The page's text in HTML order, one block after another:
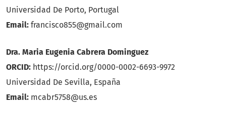
Universidad De Porto, Portugal
Email: francisco855@gmail.com
Dra. Maria Eugenia Cabrera Dominguez
ORCID: https://orcid.org/0000-0002-6693-9972
Universidad De Sevilla, España
Email: mcabr5758@us.es